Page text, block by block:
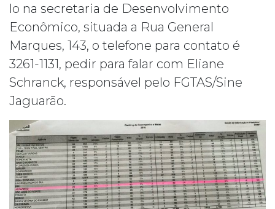
lo na secretaria de Desenvolvimento
Econômico, situada a Rua General
Marques, 143, o telefone para contato é
3261-1131, pedir para falar com Eliane
Schranck, responsável pelo FGTAS/Sine
Jaguarão.